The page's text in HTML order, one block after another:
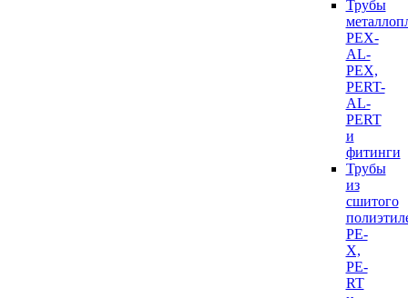
Трубы
PEX-
AL-
PEX,
PERT-
AL-
PERT
и
фитинги
Трубы
из
сшитого
PE-
X,
PE-
RT